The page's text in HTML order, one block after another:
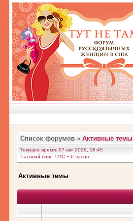
Список форумов » Активные темы
Текущее время: 07 авг 2026, 18:45
Часовой пояс: UTC − 6 часов
Активные темы